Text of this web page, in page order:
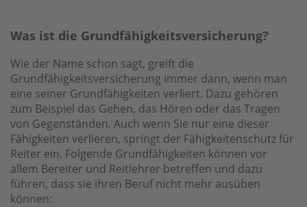
Was ist die Grundfähigkeitsversicherung?
Wie der Name schon sagt, greift die
Grundfähigkeitsversicherung immer dann, wenn man
eine seiner Grundfähigkeiten verliert. Dazu gehören
zum Beispiel das Gehen, das Hören oder das Tragen
von Gegenständen. Auch wenn Sie nur eine dieser
Fähigkeiten verlieren, springt der Fähigkeitenschutz für
Reiter ein. Folgende Grundfähigkeiten können vor
allem Bereiter und Reitlehrer betreffen und dazu
führen, dass sie ihren Beruf nicht mehr ausüben
können: